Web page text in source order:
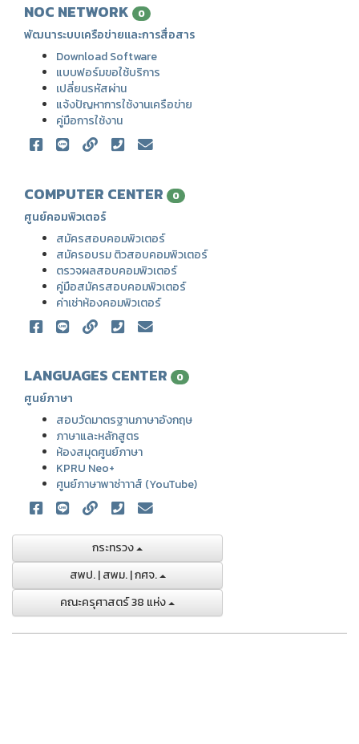
NOC NETWORK 0
พัฒนาระบบเครือข่ายและการสื่อสาร
Download Software
แบบฟอร์มขอใช้บริการ
เปลี่ยนรหัสผ่าน
แจ้งปัญหาการใช้งานเครือข่าย
คู่มือการใช้งาน
COMPUTER CENTER 0
ศูนย์คอมพิวเตอร์
สมัครสอบคอมพิวเตอร์
สมัครอบรม ติวสอบคอมพิวเตอร์
ตรวจผลสอบคอมพิวเตอร์
คู่มือสมัครสอบคอมพิวเตอร์
ค่าเช่าห้องคอมพิวเตอร์
LANGUAGES CENTER 0
ศูนย์ภาษา
สอบวัดมาตรฐานภาษาอังกฤษ
ภาษาและหลักสูตร
ห้องสมุดศูนย์ภาษา
KPRU Neo+
ศูนย์ภาษาพาซ่าาาส์ (YouTube)
กระทรวง
สพป. | สพม. | กศจ.
คณะครุศาสตร์ 38 แห่ง